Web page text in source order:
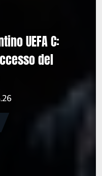
UEFA C:
del